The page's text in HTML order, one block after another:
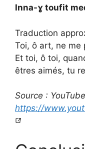
Inna-ɣ toufit
Traduction
Toi, ô art, ne me
Et toi, ô toi,
êtres aimés, tu
Source :
https://